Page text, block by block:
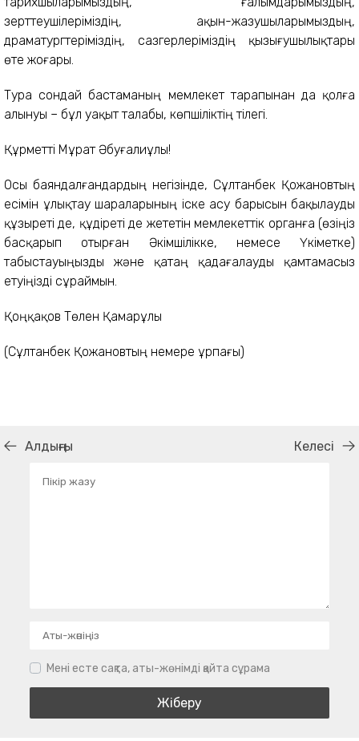
зерттеушілеріміздің, ақын-жазушыларымыздың,
драматургтеріміздің, сазгерлеріміздің қызығушылықтары
өте жоғары.
Тура сондай бастаманың мемлекет тарапынан да қолға
алынуы – бұл уақыт талабы, көпшіліктің тілегі.
Құрметті Мұрат Әбуғалиұлы!
Осы баяндалғандардың негізінде, Сұлтанбек Қожановтың
есімін ұлықтау шараларының іске асу барысын бақылауды
құзыреті де, құдіреті де жететін мемлекеттік органға (өзіңіз
басқарып отырған Әкімшілікке, немесе Үкіметке)
табыстауыңызды және қатаң қадағалауды қамтамасыз
етуіңізді сұраймын.
Қоңқақов Төлен Қамарұлы
(Сұлтанбек Қожановтың немере ұрпағы)
Алдыңғы Келесі
Мені есте сақта, аты-жөнімді қайта сұрама